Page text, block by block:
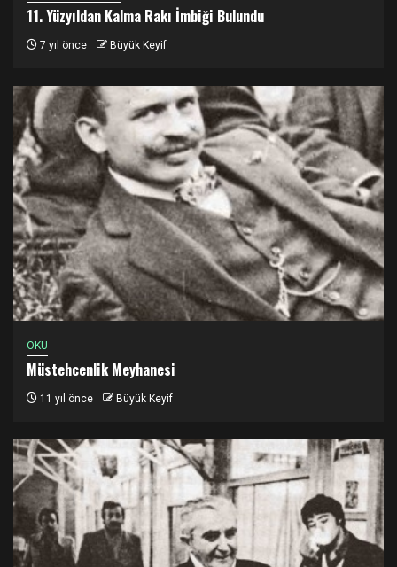
11. Yüzyıldan Kalma Rakı İmbiği Bulundu
7 yıl önce Büyük Keyif
OKU
Müstehcenlik Meyhanesi
11 yıl önce Büyük Keyif